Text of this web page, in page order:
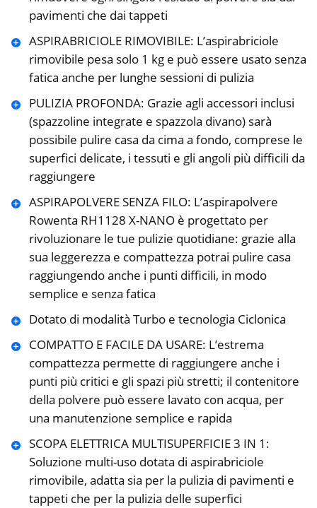
pavimenti che dai tappeti
ASPIRABRICIOLE RIMOVIBILE: L’aspirabriciole
rimovibile pesa solo 1 kg e può essere usato senza
fatica anche per lunghe sessioni di pulizia
PULIZIA PROFONDA: Grazie agli accessori inclusi
(spazzoline integrate e spazzola divano) sarà
possibile pulire casa da cima a fondo, comprese le
superfici delicate, i tessuti e gli angoli più difficili da
raggiungere
ASPIRAPOLVERE SENZA FILO: L’aspirapolvere
Rowenta RH1128 X-NANO è progettato per
rivoluzionare le tue pulizie quotidiane: grazie alla
sua leggerezza e compattezza potrai pulire casa
raggiungendo anche i punti difficili, in modo
semplice e senza fatica
Dotato di modalità Turbo e tecnologia Ciclonica
COMPATTO E FACILE DA USARE: L’estrema
compattezza permette di raggiungere anche i
punti più critici e gli spazi più stretti; il contenitore
della polvere può essere lavato con acqua, per
una manutenzione semplice e rapida
SCOPA ELETTRICA MULTISUPERFICIE 3 IN 1:
Soluzione multi-uso dotata di aspirabriciole
rimovibile, adatta sia per la pulizia di pavimenti e
tappeti che per la pulizia delle superfici